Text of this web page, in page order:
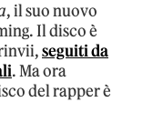
, il suo nuovo
Il disco è
seguiti da
. Ma ora
del rapper è